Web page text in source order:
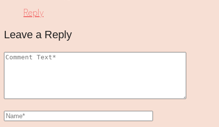
Reply
Leave a Reply